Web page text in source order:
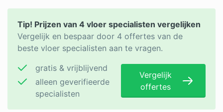
Tip! Prijzen van 4 vloer specialisten vergelijken
Vergelijk en bespaar door 4 offertes van de
beste vloer specialisten aan te vragen.
gratis & vrijblijvend
alleen geverifieerde
specialisten
Vergelijk
offertes